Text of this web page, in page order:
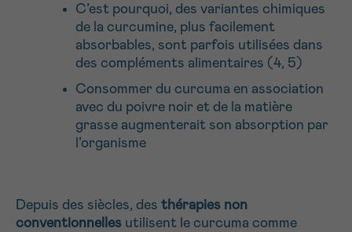
C’est pourquoi, des variantes chimiques
de la curcumine, plus facilement
absorbables, sont parfois utilisées dans
des compléments alimentaires (4, 5)
Consommer du curcuma en association
avec du poivre noir et de la matière
grasse augmenterait son absorption par
l’organisme
Depuis des siècles, des thérapies non
conventionnelles utilisent le curcuma comme